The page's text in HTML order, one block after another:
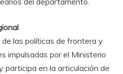
las políticas de frontera y
impulsadas por el Ministerio
participa en la articulación de